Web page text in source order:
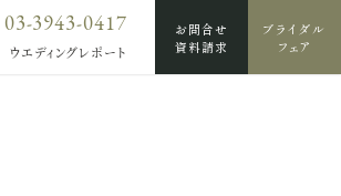
03-3943-0417
ウエディングレポート
お問合せ
資料請求
ブライダル
フェア